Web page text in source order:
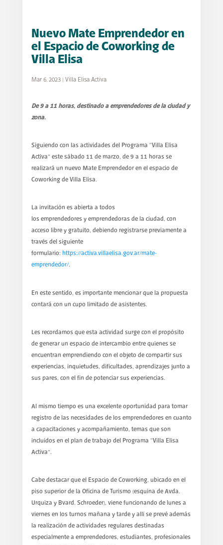
Nuevo Mate Emprendedor en
el Espacio de Coworking de
Villa Elisa
Mar 6, 2023| Villa Elisa Activa
De 9 a 11 horas, destinado a emprendedores de la ciudad y
zona.
Siguiendo con las actividades del Programa “Villa Elisa
Activa” este sábado 11 de marzo, de 9 a 11 horas se
realizará un nuevo Mate Emprendedor en el espacio de
Coworking de Villa Elisa.
La invitación es abierta a todos
los emprendedores y emprendedoras de la ciudad, con
acceso libre y gratuito, debiendo registrarse previamente a
través del siguiente
formulario: https://activa.villaelisa.gov.ar/mate-
emprendedor/.
En este sentido, es importante mencionar que la propuesta
contará con un cupo limitado de asistentes.
Les recordamos que esta actividad surge con el propósito
de generar un espacio de intercambio entre quienes se
encuentran emprendiendo con el objeto de compartir sus
experiencias, inquietudes, dificultades, aprendizajes junto a
sus pares, con el fin de potenciar sus experiencias.
Al mismo tiempo es una excelente oportunidad para tomar
registro de las necesidades de los emprendedores en cuanto
a capacitaciones y acompañamiento, temas que son
incluidos en el plan de trabajo del Programa “Villa Elisa
Activa”.
Cabe destacar que el Espacio de Coworking, ubicado en el
piso superior de la Oficina de Turismo (esquina de Avda.
Urquiza y Bvard. Schroeder), viene funcionando de lunes a
viernes en los turnos mañana y tarde y allí se prevé además
la realización de actividades regulares destinadas
especialmente a emprendedores, estudiantes, profesionales